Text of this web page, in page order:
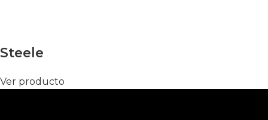
Steele
Ver producto